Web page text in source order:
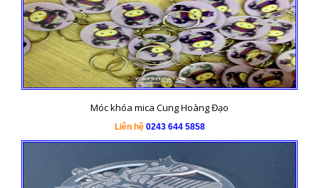
Móc khóa mica Cung Hoàng Đạo
Liên hệ 0243 644 5858